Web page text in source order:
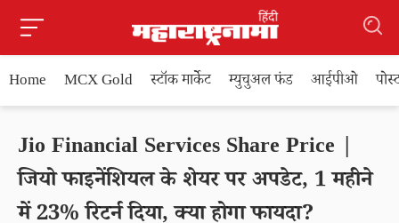
Home MCX Gold स्टॉक मार्केट म्युचुअल फंड आईपीओ
Jio Financial Services Share Price |
जियो फाइनेंशियल के शेयर पर अपडेट, 1 महीने
में 23% रिटर्न दिया, क्या होगा फायदा?